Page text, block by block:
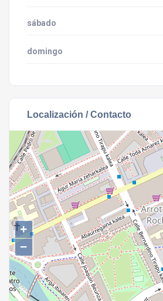
sábado
domingo
Localización / Contacto
+
−